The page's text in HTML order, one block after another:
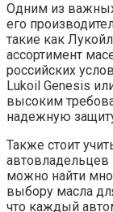
Одним из
его
такие как
ассортимент
российских
Lukoil Genesis
высоким
надежную
Также стоит
автовладельцев
можно найти
выбору масла
что каждый